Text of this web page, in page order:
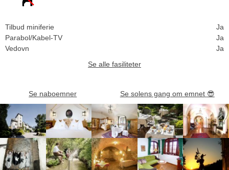
Tilbud miniferie
Ja
Parabol/Kabel-TV
Ja
Vedovn
Ja
Se alle fasiliteter
Se naboemner Se solens gang om emnet 😎